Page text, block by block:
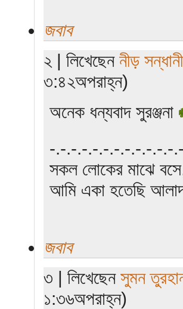
জবাব
২ | লিখেছেন নীড় সন্ধানী
৩:৪২অপরাহ্ন)
অনেক ধন্যবাদ সুরঞ্জনা
‍‌-.-.-.-.-.-.-.-.-.-.-.-
সকল লোকের মাঝে
আমি একা হতেছি
জবাব
৩ | লিখেছেন সুমন
১:৩৬অপরাহ্ন)